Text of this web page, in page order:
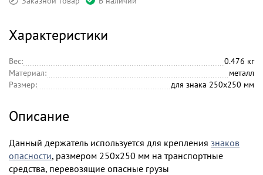
Характеристики
Вес:
0.476 кг
Материал:
металл
Размер:
для знака 250х250 мм
Описание
Данный держатель используется для крепления знаков
опасности, размером 250х250 мм на транспортные
средства, перевозящие опасные грузы